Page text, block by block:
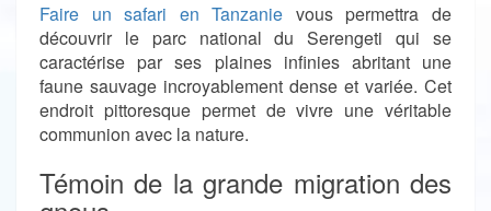
Faire un safari en Tanzanie vous permettra de
découvrir le parc national du Serengeti qui se
caractérise par ses plaines infinies abritant une
faune sauvage incroyablement dense et variée. Cet
endroit pittoresque permet de vivre une véritable
communion avec la nature.
Témoin de la grande migration des